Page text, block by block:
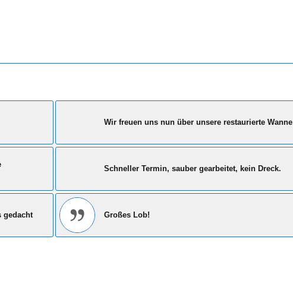
Wir freuen uns nun über unsere restaurierte Wanne
Schneller Termin, sauber gearbeitet, kein Dreck.
gedacht Großes Lob!